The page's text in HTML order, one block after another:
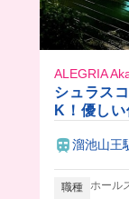
ALEGRIA
シュラス
K！優し
溜池山王
職種 ホール